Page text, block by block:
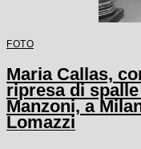
FOTO
Maria Callas,
ripresa di
Manzoni, a
Lomazzi